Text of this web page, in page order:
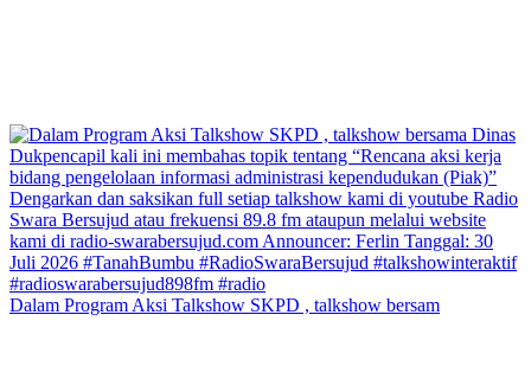
Dalam Program Aksi Talkshow SKPD , talkshow bersam